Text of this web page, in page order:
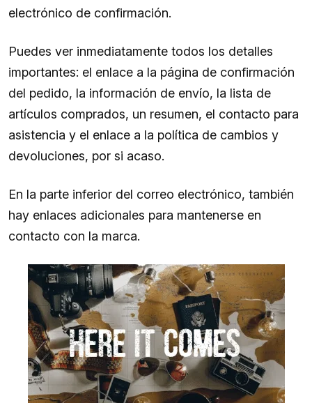
electrónico de confirmación.
Puedes ver inmediatamente todos los detalles
importantes: el enlace a la página de confirmación
del pedido, la información de envío, la lista de
artículos comprados, un resumen, el contacto para
asistencia y el enlace a la política de cambios y
devoluciones, por si acaso.
En la parte inferior del correo electrónico, también
hay enlaces adicionales para mantenerse en
contacto con la marca.